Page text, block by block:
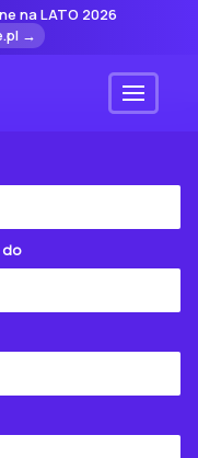
na LATO 2026
→
Menu
do